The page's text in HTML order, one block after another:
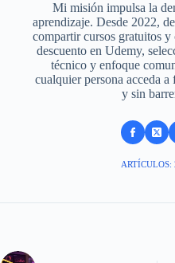
Mi misión impulsa la
aprendizaje. Desde 2022,
compartir cursos gratuitos
descuento en Udemy,
técnico y enfoque
cualquier persona acceda
y sin
ARTÍCULOS: